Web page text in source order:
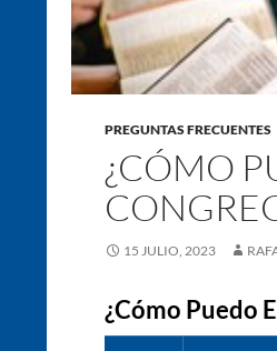
PREGUNTAS FRECUENTES
¿CÓMO
15 JULIO, 2023
¿Cómo Puedo